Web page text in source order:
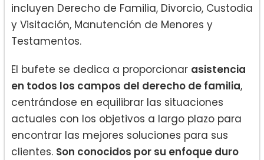
incluyen Derecho de Familia, Divorcio, Custodia
y Visitación, Manutención de Menores y
Testamentos.
El bufete se dedica a proporcionar asistencia
en todos los campos del derecho de familia,
centrándose en equilibrar las situaciones
actuales con los objetivos a largo plazo para
encontrar las mejores soluciones para sus
clientes. Son conocidos por su enfoque duro